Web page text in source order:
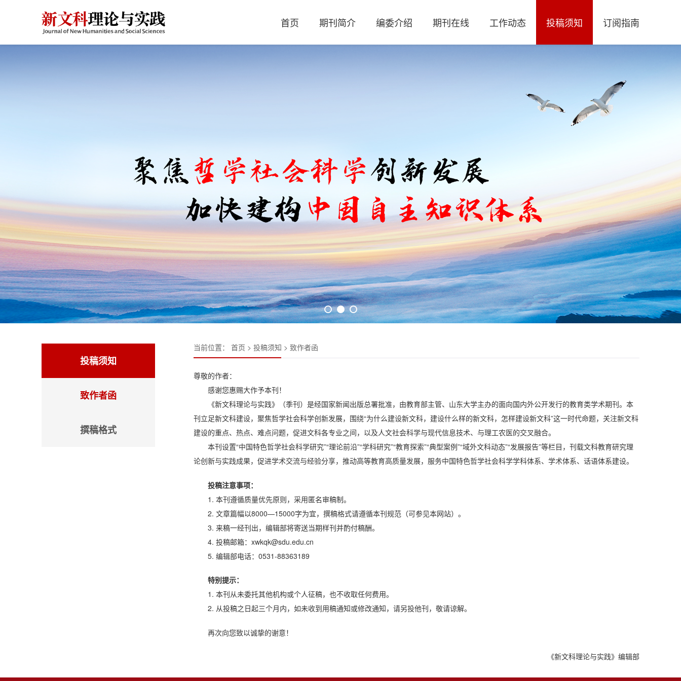
首页 期刊简介 编委介绍 期刊在线 工作动态 投稿须知 订阅指南
投稿须知
致作者函
撰稿格式
当前位置： 首页 > 投稿须知 > 致作者函
尊敬的作者：
感谢您惠赐大作予本刊！
《新文科理论与实践》（季刊）是经国家新闻出版总署批准，由教育部主管、山东大学主办的面向国内外公开发行的教育类学术期刊。本
刊立足新文科建设，聚焦哲学社会科学创新发展，围绕“为什么建设新文科，建设什么样的新文科，怎样建设新文科”这一时代命题，关注新文科
建设的重点、热点、难点问题，促进文科各专业之间，以及人文社会科学与现代信息技术、与理工农医的交叉融合。
本刊设置“中国特色哲学社会科学研究”“理论前沿”“学科研究”“教育探索”“典型案例”“域外文科动态”“发展报告”等栏目，刊载文科教育研究理
论创新与实践成果，促进学术交流与经验分享，推动高等教育高质量发展，服务中国特色哲学社会科学学科体系、学术体系、话语体系建设。
投稿注意事项：
1. 本刊遵循质量优先原则，采用匿名审稿制。
2. 文章篇幅以8000—15000字为宜，撰稿格式请遵循本刊规范（可参见本网站）。
3. 来稿一经刊出，编辑部将寄送当期样刊并酌付稿酬。
4. 投稿邮箱：xwkqk@sdu.edu.cn
5. 编辑部电话：0531-88363189
特别提示：
1. 本刊从未委托其他机构或个人征稿，也不收取任何费用。
2. 从投稿之日起三个月内，如未收到用稿通知或修改通知，请另投他刊，敬请谅解。
再次向您致以诚挚的谢意！
《新文科理论与实践》编辑部